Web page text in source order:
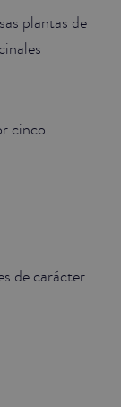
plantas de
cinco
de carácter